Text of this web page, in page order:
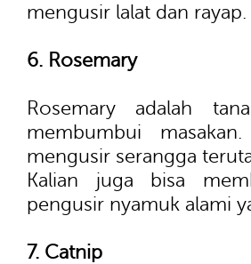
mengusir lalat dan rayap.
6. Rosemary
Rosemary adalah
membumbui
mengusir serangga
Kalian juga bisa
pengusir nyamuk alami
7. Catnip